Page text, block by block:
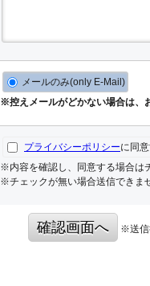
メールのみ(only E-Mail)
※控えメールがどかない場合は、
プライバシーポリシーに同意
※内容を確認し、同意する場合は
※チェックが無い場合送信できま
確認画面へ ※送信